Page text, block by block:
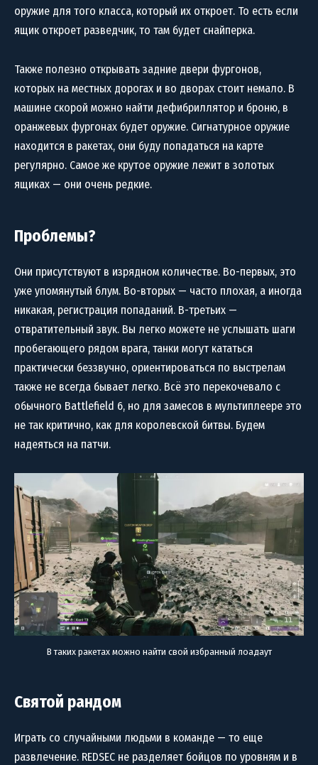
оружие для того класса, который их откроет. То есть если
ящик откроет разведчик, то там будет снайперка.
Также полезно открывать задние двери фургонов,
которых на местных дорогах и во дворах стоит немало. В
машине скорой можно найти дефибриллятор и броню, в
оранжевых фургонах будет оружие. Сигнатурное оружие
находится в ракетах, они буду попадаться на карте
регулярно. Самое же крутое оружие лежит в золотых
ящиках — они очень редкие.
Проблемы?
Они присутствуют в изрядном количестве. Во-первых, это
уже упомянутый блум. Во-вторых — часто плохая, а иногда
никакая, регистрация попаданий. В-третьих —
отвратительный звук. Вы легко можете не услышать шаги
пробегающего рядом врага, танки могут кататься
практически беззвучно, ориентироваться по выстрелам
также не всегда бывает легко. Всё это перекочевало с
обычного Battlefield 6, но для замесов в мультиплеере это
не так критично, как для королевской битвы. Будем
надеяться на патчи.
В таких ракетах можно найти свой избранный лоадаут
Святой рандом
Играть со случайными людьми в команде — то еще
развлечение. REDSEC не разделяет бойцов по уровням и в